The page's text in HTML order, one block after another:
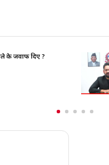
क्रियाकलापप्रति सरकार